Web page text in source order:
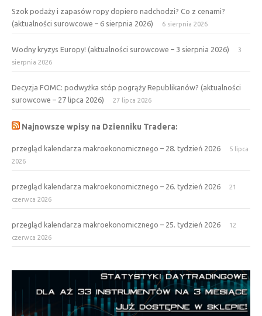
Szok podaży i zapasów ropy dopiero nadchodzi? Co z cenami?
(aktualności surowcowe – 6 sierpnia 2026)
6 sierpnia 2026
Wodny kryzys Europy! (aktualności surowcowe – 3 sierpnia 2026)
3
sierpnia 2026
Decyzja FOMC: podwyżka stóp pogrąży Republikanów? (aktualności
surowcowe – 27 lipca 2026)
27 lipca 2026
Najnowsze wpisy na Dzienniku Tradera:
przegląd kalendarza makroekonomicznego – 28. tydzień 2026
5 lipca
2026
przegląd kalendarza makroekonomicznego – 26. tydzień 2026
21
czerwca 2026
przegląd kalendarza makroekonomicznego – 25. tydzień 2026
12
czerwca 2026